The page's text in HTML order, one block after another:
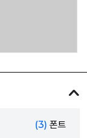
(3) 폰트